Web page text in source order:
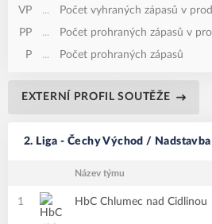
VP
...
Počet vyhraných zápasů v
PP
...
Počet prohraných zápasů v
P
... Počet prohraných zápasů
EXTERNÍ PROFIL SOUTĚŽE
2. Liga - Čechy Východ /
Název týmu
1 HbC Chlumec nad Cidlinou